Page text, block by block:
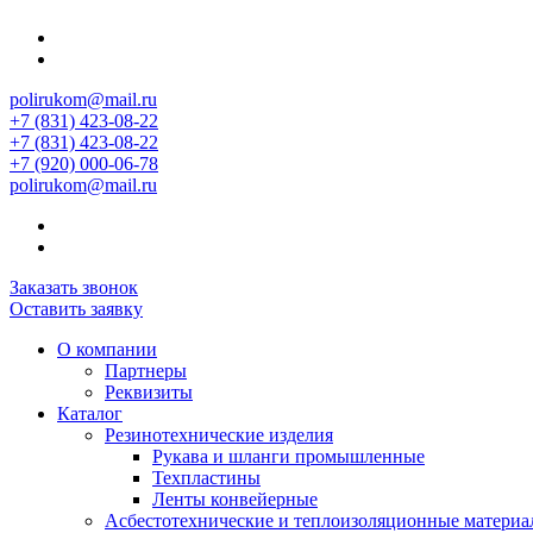
polirukom@mail.ru
+7 (831) 423-08-22
+7 (831) 423-08-22
+7 (920) 000-06-78
polirukom@mail.ru
Заказать звонок
Оставить заявку
О компании
Партнеры
Реквизиты
Каталог
Резинотехнические изделия
Рукава и шланги промышленные
Техпластины
Ленты конвейерные
Асбестотехнические и теплоизоляционные